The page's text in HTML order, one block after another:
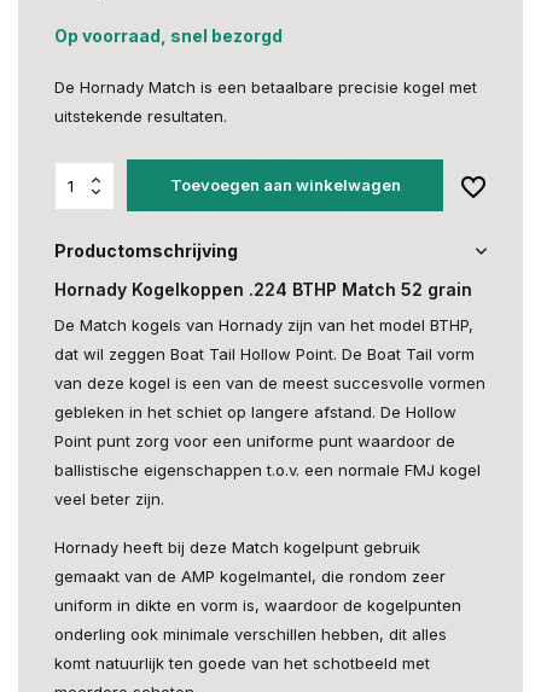
Op voorraad, snel bezorgd
De Hornady Match is een betaalbare precisie kogel met
uitstekende resultaten.
Toevoegen aan winkelwagen
Productomschrijving
Hornady Kogelkoppen .224 BTHP Match 52 grain
De Match kogels van Hornady zijn van het model BTHP,
dat wil zeggen Boat Tail Hollow Point. De Boat Tail vorm
van deze kogel is een van de meest succesvolle vormen
gebleken in het schiet op langere afstand. De Hollow
Point punt zorg voor een uniforme punt waardoor de
ballistische eigenschappen t.o.v. een normale FMJ kogel
veel beter zijn.
Hornady heeft bij deze Match kogelpunt gebruik
gemaakt van de AMP kogelmantel, die rondom zeer
uniform in dikte en vorm is, waardoor de kogelpunten
onderling ook minimale verschillen hebben, dit alles
komt natuurlijk ten goede van het schotbeeld met